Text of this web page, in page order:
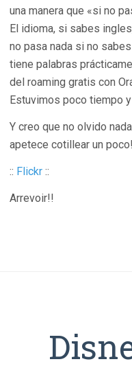
una manera que «si no
El idioma, si sabes
no pasa nada si no
tiene palabras
del roaming gratis con
Estuvimos poco tiempo
Y creo que no olvido
apetece cotillear un poco!
:: Flickr ::
Arrevoir!!